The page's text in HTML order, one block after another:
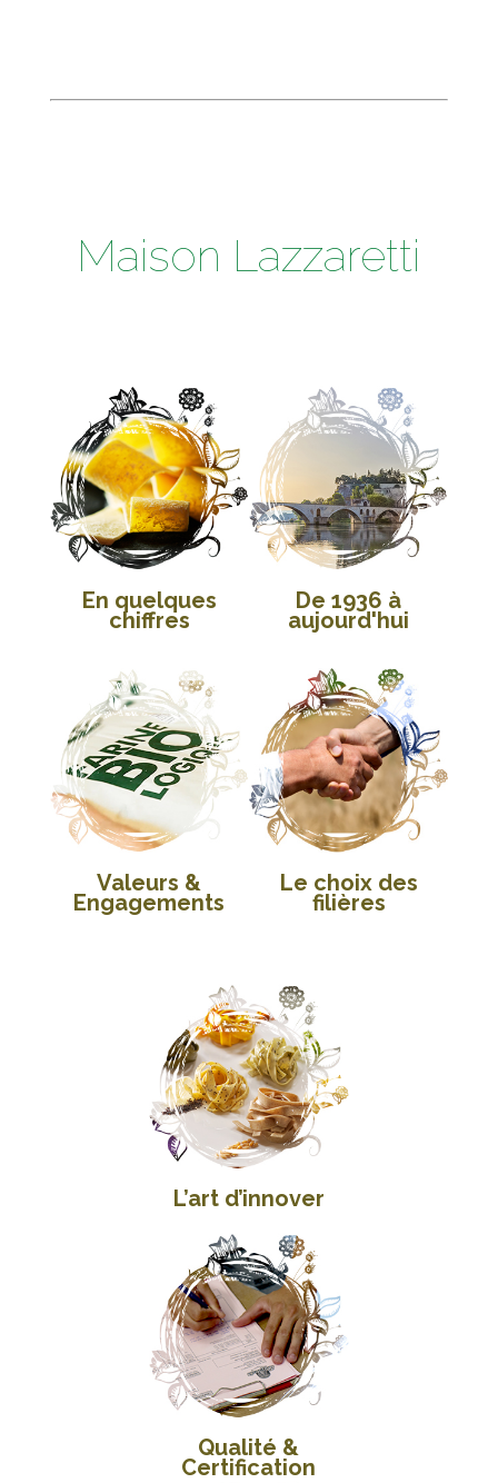
Maison Lazzaretti
En quelques
chiffres
De 1936 à
aujourd'hui
Valeurs &
Engagements
Le choix des
filières
L’art d’innover
Qualité &
Certification